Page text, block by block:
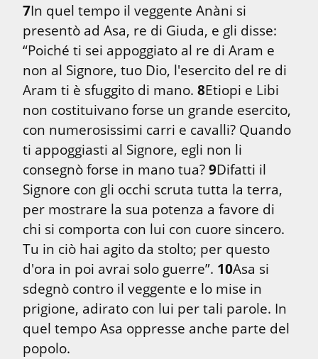
7In quel tempo il veggente Anàni si
presentò ad Asa, re di Giuda, e gli disse:
“Poiché ti sei appoggiato al re di Aram e
non al Signore, tuo Dio, l'esercito del re di
Aram ti è sfuggito di mano. 8Etiopi e Libi
non costituivano forse un grande esercito,
con numerosissimi carri e cavalli? Quando
ti appoggiasti al Signore, egli non li
consegnò forse in mano tua? 9Difatti il
Signore con gli occhi scruta tutta la terra,
per mostrare la sua potenza a favore di
chi si comporta con lui con cuore sincero.
Tu in ciò hai agito da stolto; per questo
d'ora in poi avrai solo guerre”. 10Asa si
sdegnò contro il veggente e lo mise in
prigione, adirato con lui per tali parole. In
quel tempo Asa oppresse anche parte del
popolo.